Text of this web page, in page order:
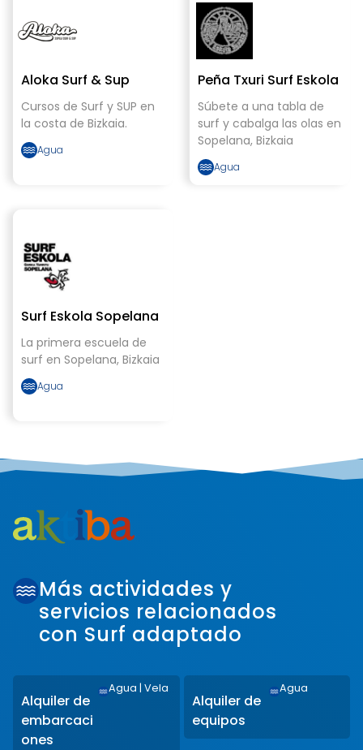
Aloka Surf & Sup
Cursos de Surf y SUP en
la costa de Bizkaia.
Agua
Peña Txuri Surf Eskola
Súbete a una tabla de
surf y cabalga las olas en
Sopelana, Bizkaia
Agua
Surf Eskola Sopelana
La primera escuela de
surf en Sopelana, Bizkaia
Agua
Más actividades y
servicios relacionados
con Surf adaptado
Alquiler de
embarcaci
ones
Agua |Vela
Alquiler de
equipos
Agua